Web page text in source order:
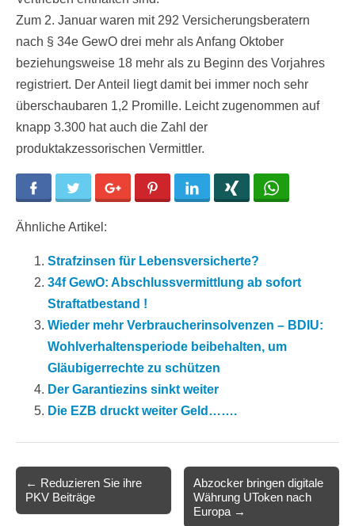
Zum 2. Januar waren mit 292 Versicherungsberatern
nach § 34e GewO drei mehr als Anfang Oktober
beziehungsweise 18 mehr als zu Beginn des Vorjahres
registriert. Der Anteil liegt damit bei immer noch sehr
überschaubaren 1,2 Promille. Leicht zugenommen auf
knapp 3.300 hat auch die Zahl der
produktakzessorischen Vermittler.
Facebook Twitter Google+ Pinterest LinkedIn
Ähnliche Artikel:
Strafzinsen für Lebensversicherte?
34f GewO: Abschlussvermittlung ab sofort
Straftatbestand !
Wieder mehr Verbraucherinsolvenzen – BDIU:
Wohlverhaltensperiode beibehalten, um
Gläubigerrechte zu schützen
Der Garantiezins sinkt weiter
Die EZB druckt weiter Geld…….
navigation
← Reduzieren Sie ihre
PKV Beiträge
Abzocker bringen digitale
Währung UToken nach
Europa →